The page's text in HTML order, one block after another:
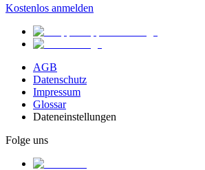
Kostenlos anmelden
AGB
Datenschutz
Impressum
Glossar
Dateneinstellungen
Folge uns